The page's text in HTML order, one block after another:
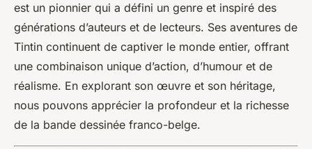
est un pionnier qui a défini un genre et inspiré des
générations d’auteurs et de lecteurs. Ses aventures de
Tintin continuent de captiver le monde entier, offrant
une combinaison unique d’action, d’humour et de
réalisme. En explorant son œuvre et son héritage,
nous pouvons apprécier la profondeur et la richesse
de la bande dessinée franco-belge.